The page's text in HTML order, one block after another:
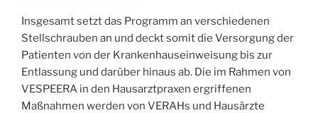
Insgesamt setzt das Programm an verschiedenen
Stellschrauben an und deckt somit die Versorgung der
Patienten von der Krankenhauseinweisung bis zur
Entlassung und darüber hinaus ab. Die im Rahmen von
VESPEERA in den Hausarztpraxen ergriffenen
Maßnahmen werden von VERAHs und Hausärzte